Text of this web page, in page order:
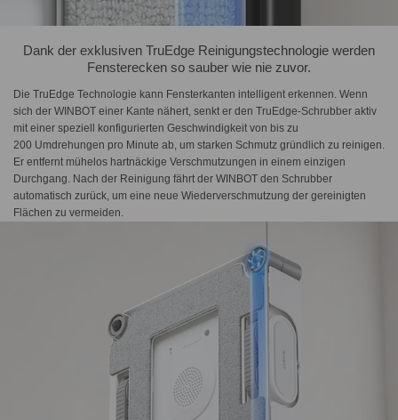
Dank der exklusiven TruEdge Reinigungstechnologie werden
Fensterecken so sauber wie nie zuvor.
Die TruEdge Technologie kann Fensterkanten intelligent erkennen. Wenn
sich der WINBOT einer Kante nähert, senkt er den TruEdge-Schrubber aktiv
mit einer speziell konfigurierten Geschwindigkeit von bis zu
200 Umdrehungen pro Minute ab, um starken Schmutz gründlich zu reinigen.
Er entfernt mühelos hartnäckige Verschmutzungen in einem einzigen
Durchgang. Nach der Reinigung fährt der WINBOT den Schrubber
automatisch zurück, um eine neue Wiederverschmutzung der gereinigten
Flächen zu vermeiden.